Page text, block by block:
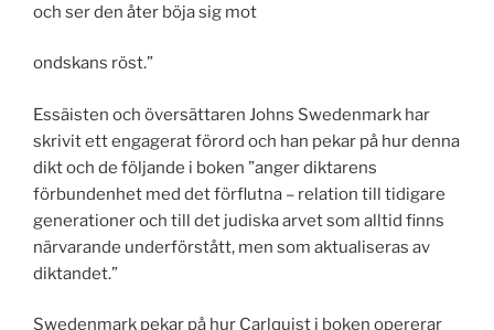
och ser den åter böja sig mot
ondskans röst.”
Essäisten och översättaren Johns Swedenmark har
skrivit ett engagerat förord och han pekar på hur denna
dikt och de följande i boken ”anger diktarens
förbundenhet med det förflutna – relation till tidigare
generationer och till det judiska arvet som alltid finns
närvarande underförstått, men som aktualiseras av
diktandet.”
Swedenmark pekar på hur Carlquist i boken opererar